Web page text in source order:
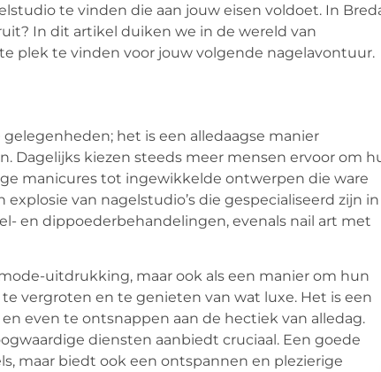
te vinden die aan jouw eisen voldoet. In
In dit artikel duiken we in de wereld van
plek te vinden voor jouw volgende nagelavontuur.
het is een alledaagse manier
kiezen steeds meer mensen ervoor om
manicures tot ingewikkelde ontwerpen die ware
van nagelstudio’s die gespecialiseerd zijn in
en dippoederbehandelingen, evenals nail art met
uitdrukking, maar ook als een manier om hun
vergroten en te genieten van wat luxe. Het is een
even te ontsnappen aan de hectiek van alledag.
diensten aanbiedt cruciaal. Een goede
maar biedt ook een ontspannen en plezierige